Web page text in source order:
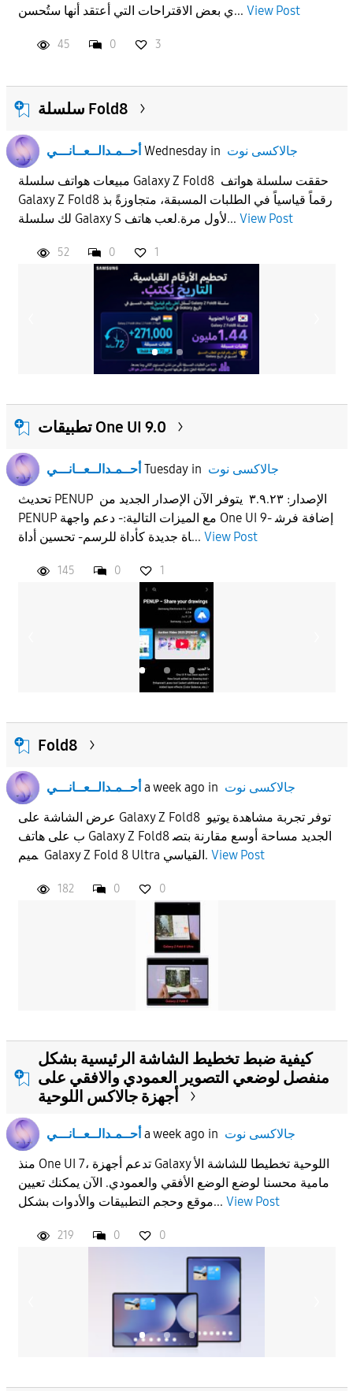
APPLY
ي بعض الاقتراحات التي أعتقد أنها ستُحسن... View Post
45 0 3
سلسلة Fold8
أحــمـدالــعــانـــي Wednesdayin جالاكسى نوت
مبيعات هواتف سلسلة Galaxy Z Fold8 حققت سلسلة هواتف
Galaxy Z Fold8 رقماً قياسياً في الطلبات المسبقة، متجاوزةً بذ
لك سلسلة Galaxy S لأول مرة.لعب هاتف... View Post
52 0 1
تطبيقات One UI 9.0
أحــمـدالــعــانـــي Tuesdayin جالاكسى نوت
تحديث PENUP الإصدار: ٣.٩.٢٣ يتوفر الآن الإصدار الجديد من
PENUP مع الميزات التالية:- دعم واجهة One UI 9- إضافة فرش
اة جديدة كأداة للرسم- تحسين أداة... View Post
145 0 1
Fold8
أحــمـدالــعــانـــي a week ago in جالاكسى نوت
عرض الشاشة على Galaxy Z Fold8 توفر تجربة مشاهدة يوتيو
ب على هاتف Galaxy Z Fold8 الجديد مساحة أوسع مقارنة بتص
ميم Galaxy Z Fold 8 Ultra القياسي. View Post
182 0 0
كيفية ضبط تخطيط الشاشة الرئيسية بشكل
منفصل لوضعي التصوير العمودي والافقي على
أجهزة جالاكس اللوحية
أحــمـدالــعــانـــي a week ago in جالاكسى نوت
منذ One UI 7، تدعم أجهزة Galaxy اللوحية تخطيطا للشاشة الأ
مامية محسنا لوضع الوضع الأفقي والعمودي. الآن يمكنك تعيين
موقع وحجم التطبيقات والأدوات بشكل... View Post
219 0 0